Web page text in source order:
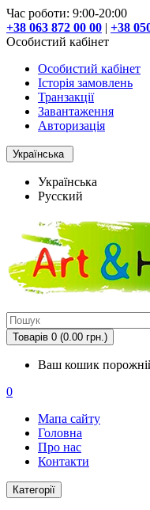
Час роботи: 9:00-20:00
+38 063 872 00 00 | +38
Особистий кабінет
Особистий кабінет
Історія замовлень
Транзакції
Завантаження
Авторизація
Українська
Українська
Русский
Товарів 0 (0.00 грн.)
Ваш кошик
0
Мапа сайту
Головна
Про нас
Контакти
Категорії